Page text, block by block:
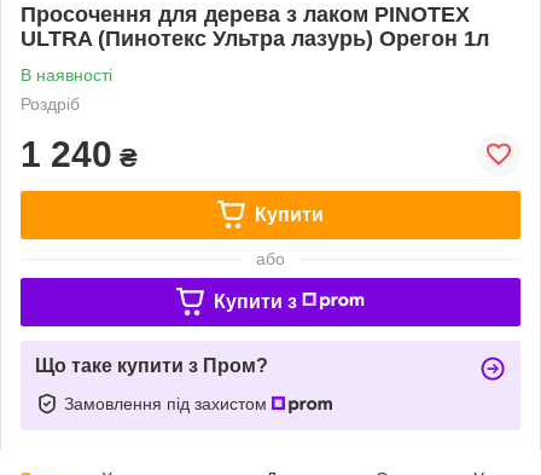
Просочення для дерева з лаком PINOTEX
ULTRA (Пинотекс Ультра лазурь) Орегон 1л
В наявності
Роздріб
1 240 ₴
Купити
або
Купити з
Що таке купити з Пром?
Замовлення під захистом